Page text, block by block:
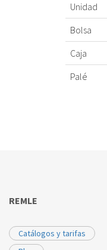
Unidad
Bolsa
Caja
Palé
REMLE
Catálogos y tarifas